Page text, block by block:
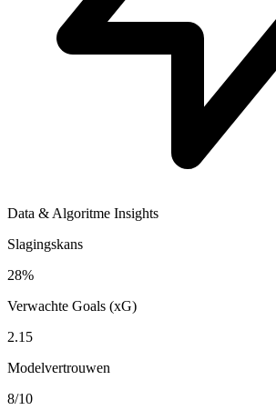
Data & Algoritme Insights
Slagingskans
28%
Verwachte Goals (xG)
2.15
Modelvertrouwen
8/10